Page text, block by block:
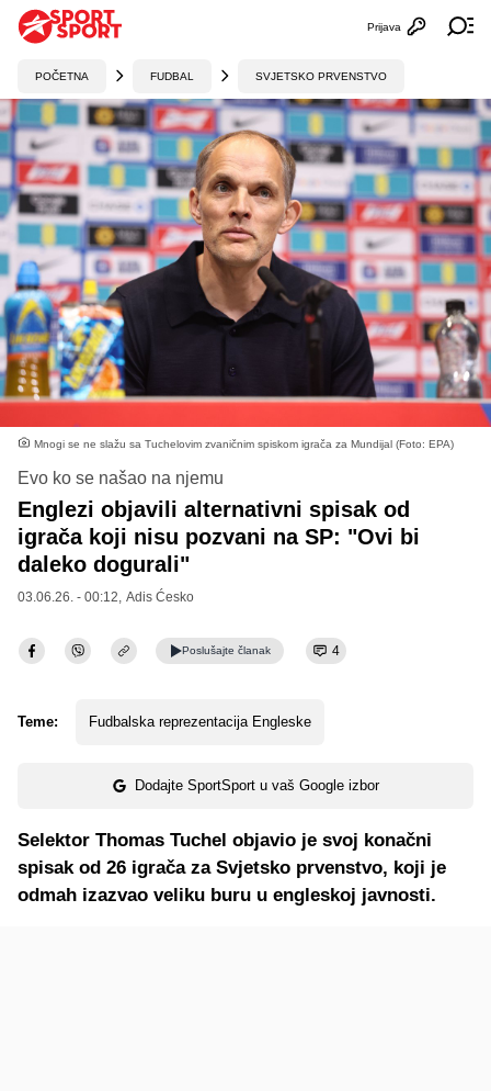
Otvori
Prijava
POČETNA FUDBAL SVJETSKO PRVENSTVO
Mnogi se ne slažu sa Tuchelovim zvaničnim spiskom igrača za Mundijal (Foto: EPA)
Evo ko se našao na njemu
Englezi objavili alternativni spisak od
igrača koji nisu pozvani na SP: "Ovi bi
daleko dogurali"
03.06.26. - 00:12, Adis Ćesko
Poslušajte članak 4
Teme: Fudbalska reprezentacija Engleske
Dodajte SportSport u vaš Google izbor
Selektor Thomas Tuchel objavio je svoj konačni
spisak od 26 igrača za Svjetsko prvenstvo, koji je
odmah izazvao veliku buru u engleskoj javnosti.